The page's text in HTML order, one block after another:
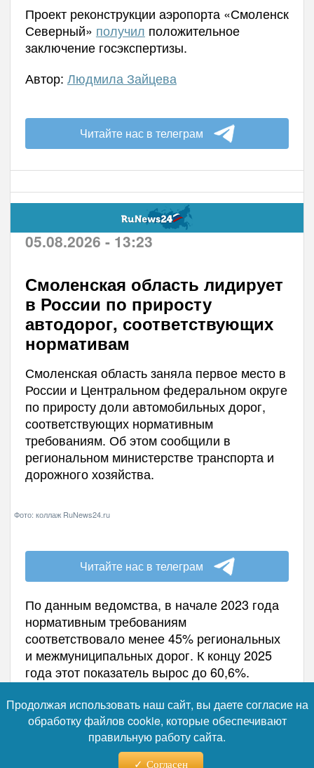
Проект реконструкции аэропорта «Смоленск
Северный» получил положительное
заключение госэкспертизы.
Автор: Людмила Зайцева
Читайте нас в телеграм
05.08.2026 - 13:23
Смоленская область лидирует
в России по приросту
автодорог, соответствующих
нормативам
Смоленская область заняла первое место в
России и Центральном федеральном округе
по приросту доли автомобильных дорог,
соответствующих нормативным
требованиям. Об этом сообщили в
региональном министерстве транспорта и
дорожного хозяйства.
Читайте нас в телеграм
Продолжая использовать наш сайт, вы даете согласие на
обработку файлов cookie, которые обеспечивают
правильную работу сайта.
Согласен